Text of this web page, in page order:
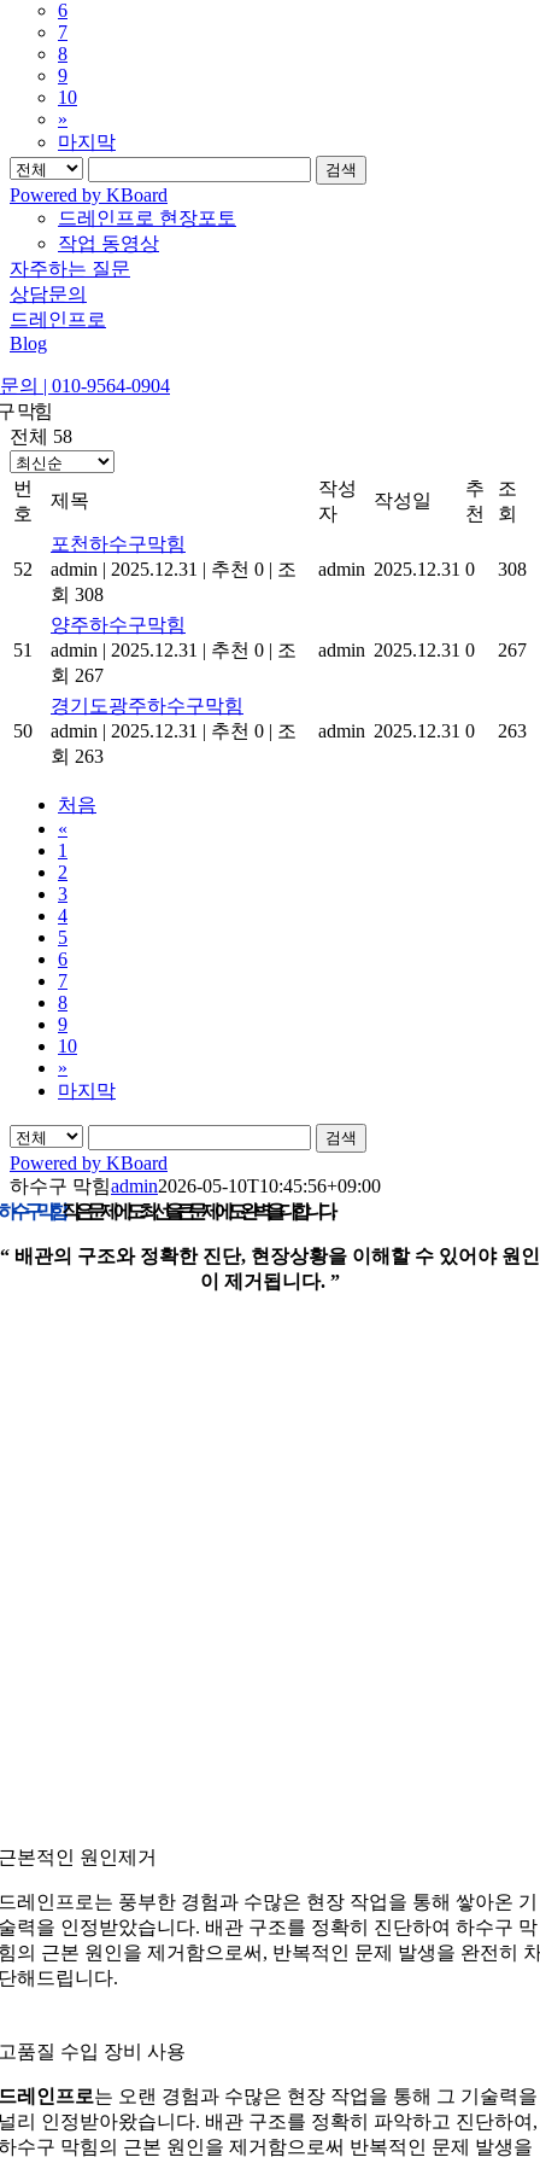
6
7
8
9
10
»
마지막
검색
Powered by KBoard
드레인프로 현장포토
작업 동영상
자주하는 질문
상담문의
드레인프로
Blog
의 | 010-9564-0904
막힘
전체 58
번
호
제목
작성
자
작성일
추
천
조
회
52
포천하수구막힘
admin | 2025.12.31 | 추천 0 | 조
회 308
admin 2025.12.31 0 308
51
양주하수구막힘
admin | 2025.12.31 | 추천 0 | 조
회 267
admin 2025.12.31 0 267
50
경기도광주하수구막힘
admin | 2025.12.31 | 추천 0 | 조
회 263
admin 2025.12.31 0 263
처음
«
1
2
3
4
5
6
7
8
9
10
»
마지막
검색
Powered by KBoard
하수구 막힘admin2026-05-10T10:45:56+09:00
수구 막힘!작은 문제에도 최선을, 큰 문제에도 완벽을 다합니다.
“ 배관의 구조와 정확한 진단, 현장상황을 이해할 수 있어야 원인
이 제거됩니다. ”
본적인 원인제거
레인프로는 풍부한 경험과 수많은 현장 작업을 통해 쌓아온 기
력을 인정받았습니다. 배관 구조를 정확히 진단하여 하수구 막
의 근본 원인을 제거함으로써, 반복적인 문제 발생을 완전히
해드립니다.
품질 수입 장비 사용
레인프로는 오랜 경험과 수많은 현장 작업을 통해 그 기술력을
리 인정받아왔습니다. 배관 구조를 정확히 파악하고 진단하여,
수구 막힘의 근본 원인을 제거함으로써 반복적인 문제 발생을